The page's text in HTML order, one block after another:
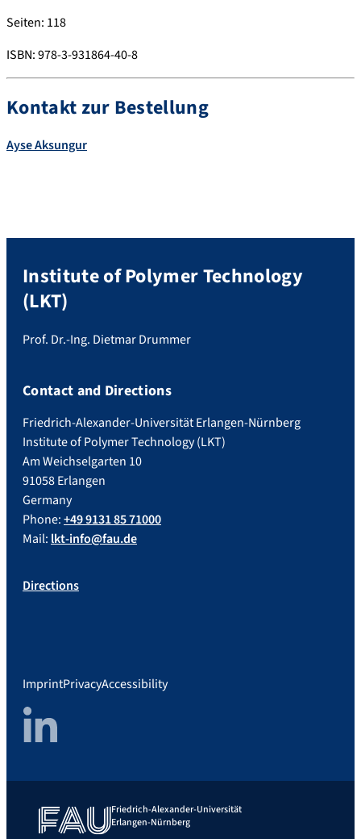
Seiten: 118
ISBN: 978-3-931864-40-8
Kontakt zur Bestellung
AyseAksungur
Institute of Polymer Technology
(LKT)
Prof. Dr.-Ing. Dietmar Drummer
Contact and Directions
Friedrich-Alexander-Universität Erlangen-Nürnberg
Institute of Polymer Technology (LKT)
Am Weichselgarten 10
91058 Erlangen
Germany
Phone:+49 9131 85 71000
Mail: lkt-info@fau.de
Directions
ImprintPrivacyAccessibility
LinkedIn
Friedrich-Alexander-Universität
Erlangen-Nürnberg